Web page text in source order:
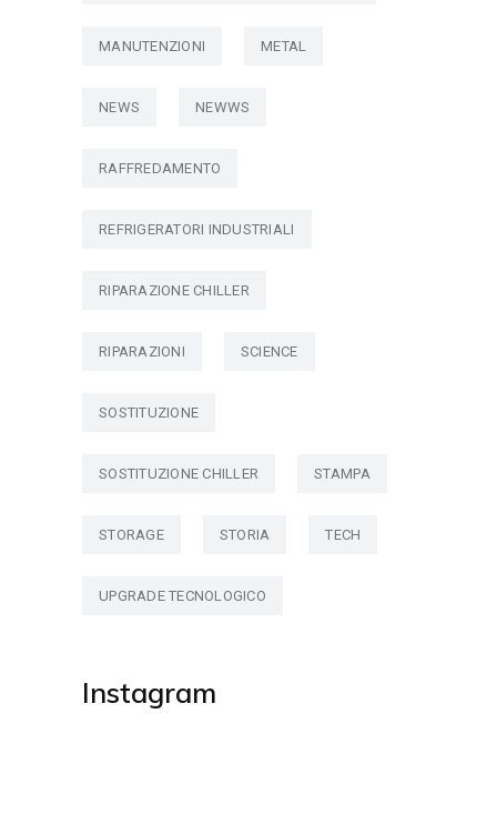
MANUTENZIONI METAL
NEWS NEWWS
RAFFREDAMENTO
REFRIGERATORI INDUSTRIALI
RIPARAZIONE CHILLER
RIPARAZIONI SCIENCE
SOSTITUZIONE
SOSTITUZIONE CHILLER STAMPA
STORAGE STORIA TECH
UPGRADE TECNOLOGICO
Instagram